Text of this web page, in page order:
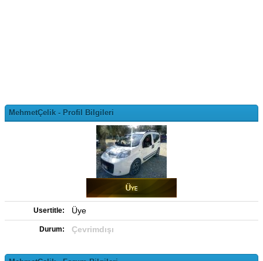
MehmetÇelik - Profil Bilgileri
Usertitle: Üye
Durum: Çevrimdışı